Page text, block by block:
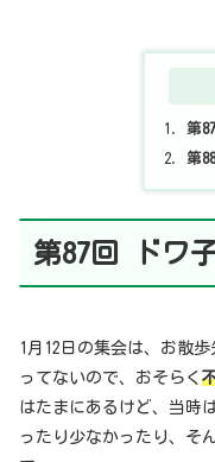
第
第
第87回 ドワ
1月12日の集会は、お散歩
ってないので、おそらく
はたまにあるけど、当時
ったり少なかったり、そ